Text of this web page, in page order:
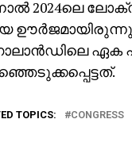
2024ലെ
ഏക
TOPICS: CONGRESS